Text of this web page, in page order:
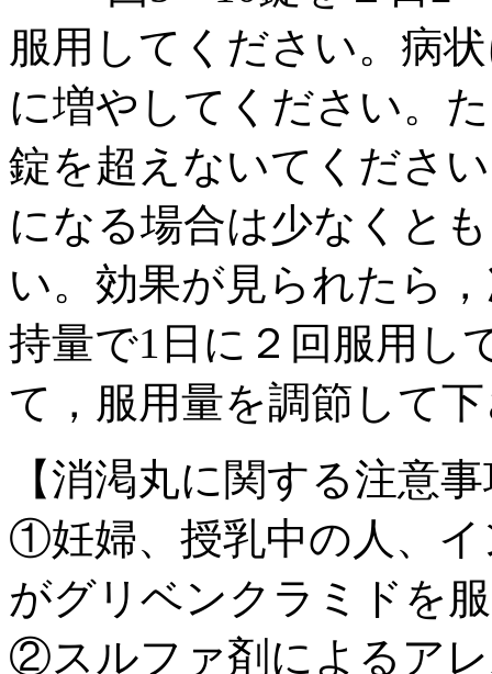
服用してください。病
に増やしてください。
錠を超えないてくださ
になる場合は少なくと
い。効果が見られたら
持量で1日に２回服用し
て，服用量を調節して
【消渇丸に関する注意
①妊婦、授乳中の人、
がグリベンクラミドを
②スルファ剤によるア